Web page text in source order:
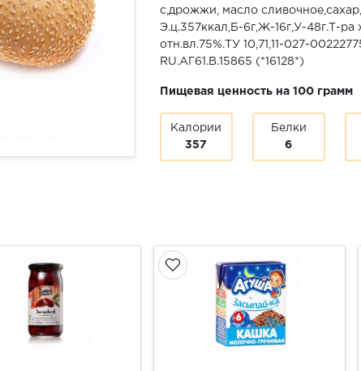
с,дрожжи, масло
Э.ц.357ккал,Б-6г,Ж-16г,У-48г.Т-
отн.вл.75%.ТУ 10,71,11-027-
RU.АГ61.В.15865 (*16128*)
Пищевая ценность на 100 грамм
Калории
357
Белки
6